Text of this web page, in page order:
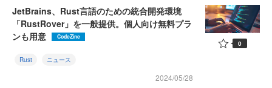
JetBrains、Rust言語のための統合開発環境
「RustRover」を一般提供。個人向け無料プラ
ンも用意
CodeZine
Rust ニュース
2024/05/28
0